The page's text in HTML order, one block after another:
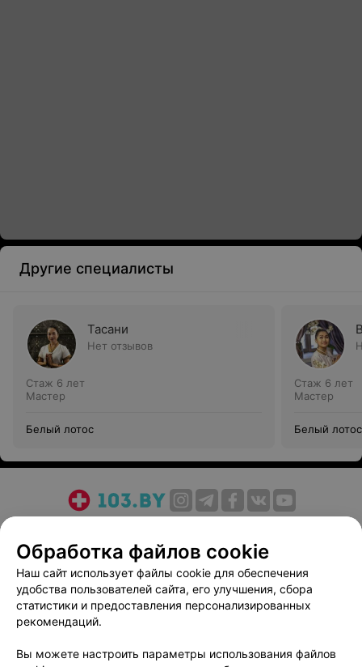
Другие специалисты
Тасани
Нет отзывов
Стаж 6 лет
Мастер
Белый лотос
Стаж 6 лет
Мастер
Белый лотос
Медицинский маркетинг
Публичный договор
Пользовательское соглашение
Способы оплаты
Вакансии
Партнеры
Написать руководителю 103.by
Персональные настройки cookie
Обработка файлов cookie
Наш сайт использует файлы cookie для обеспечения
удобства пользователей сайта, его улучшения, сбора
статистики и предоставления персонализированных
рекомендаций.
Вы можете настроить параметры использования файлов